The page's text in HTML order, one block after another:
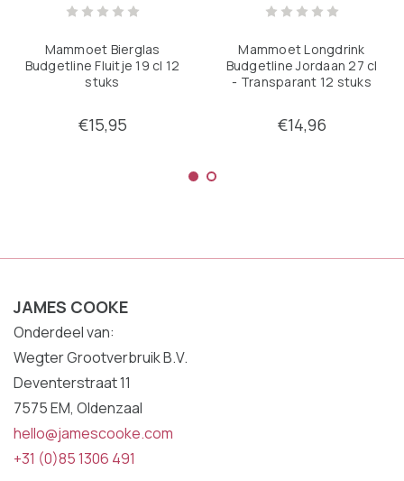
Mammoet Bierglas
Budgetline Fluitje 19 cl 12
stuks
€15,95
Mammoet Longdrink
Budgetline Jordaan 27 cl
- Transparant 12 stuks
€14,96
JAMES COOKE
Onderdeel van:
Wegter Grootverbruik B.V.
Deventerstraat 11
7575 EM, Oldenzaal
hello@jamescooke.com
+31 (0)85 1306 491